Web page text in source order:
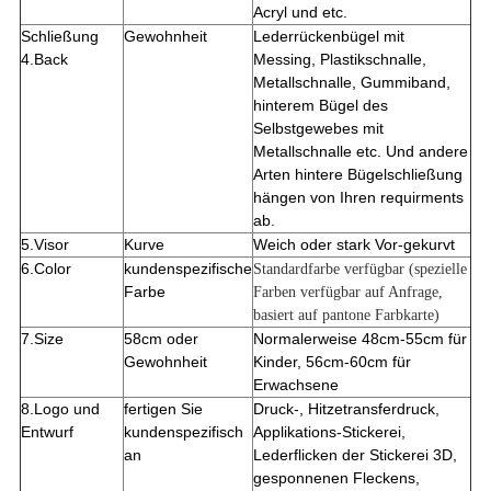
Acryl und etc.
Schließung
4.Back
Gewohnheit
Lederrückenbügel mit
Messing, Plastikschnalle,
Metallschnalle, Gummiband,
hinterem Bügel des
Selbstgewebes mit
Metallschnalle etc. Und andere
Arten hintere Bügelschließung
hängen von Ihren requirments
ab.
5.Visor
Kurve
Weich oder stark Vor-gekurvt
6.Color
kundenspezifische
Farbe
Standardfarbe verfügbar (spezielle
Farben verfügbar auf Anfrage,
basiert auf pantone Farbkarte)
7.Size
58cm oder
Gewohnheit
Normalerweise 48cm-55cm für
Kinder, 56cm-60cm für
Erwachsene
8.Logo und
Entwurf
fertigen Sie
kundenspezifisch
an
Druck-, Hitzetransferdruck,
Applikations-Stickerei,
Lederflicken der Stickerei 3D,
gesponnenen Fleckens,